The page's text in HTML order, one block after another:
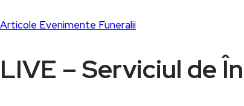
Articole Evenimente Funeralii
LIVE – Serviciul de